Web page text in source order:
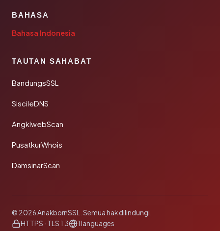
BAHASA
Bahasa Indonesia
TAUTAN SAHABAT
BandungsSSL
SiscileDNS
AngklwebScan
PusatkurWhois
DamsinarScan
© 2026 AnakbornSSL. Semua hak dilindungi.
HTTPS · TLS 1.3
1 languages